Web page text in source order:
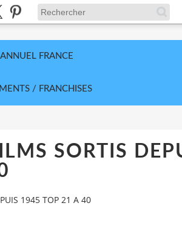
FRANCE
/ FRANCHISES
SORTIS
1945 TOP 21 A 40